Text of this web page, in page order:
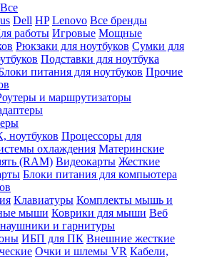
Все
Dell HP Lenovo Все бренды
работы Игровые Мощные
Рюкзаки для ноутбуков Сумки для
Подставки для ноутбука
питания для ноутбуков Прочие
и маршрутизаторы
ноутбуков Процессоры для
охлаждения Материнские
(RAM) Видеокарты Жесткие
Блоки питания для компьютера
Клавиатуры Комплекты мышь и
мыши Коврики для мыши Веб
и гарнитуры
ИБП для ПК Внешние жесткие
Очки и шлемы VR Кабели,